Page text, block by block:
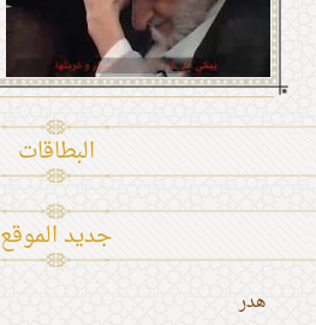
البطاقات
جديد الموقع
هدر